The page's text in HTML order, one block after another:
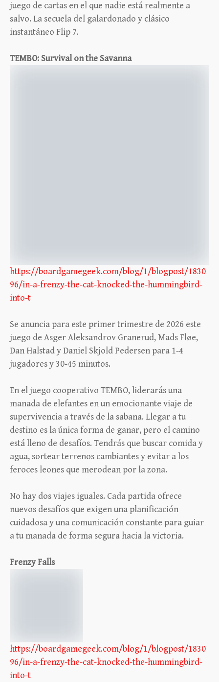
juego de cartas en el que nadie está realmente a
salvo. La secuela del galardonado y clásico
instantáneo Flip 7.
TEMBO: Survival on the Savanna
https://boardgamegeek.com/blog/1/blogpost/1830
96/in-a-frenzy-the-cat-knocked-the-hummingbird-
into-t
Se anuncia para este primer trimestre de 2026 este
juego de Asger Aleksandrov Granerud, Mads Fløe,
Dan Halstad y Daniel Skjold Pedersen para 1-4
jugadores y 30-45 minutos.
En el juego cooperativo TEMBO, liderarás una
manada de elefantes en un emocionante viaje de
supervivencia a través de la sabana. Llegar a tu
destino es la única forma de ganar, pero el camino
está lleno de desafíos. Tendrás que buscar comida y
agua, sortear terrenos cambiantes y evitar a los
feroces leones que merodean por la zona.
No hay dos viajes iguales. Cada partida ofrece
nuevos desafíos que exigen una planificación
cuidadosa y una comunicación constante para guiar
a tu manada de forma segura hacia la victoria.
Frenzy Falls
https://boardgamegeek.com/blog/1/blogpost/1830
96/in-a-frenzy-the-cat-knocked-the-hummingbird-
into-t